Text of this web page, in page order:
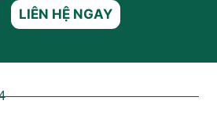
LIÊN HỆ NGAY